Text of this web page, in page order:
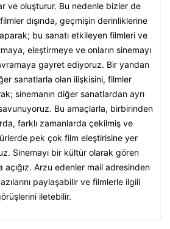
ve oluşturur. Bu nedenle bizler de
dışında, geçmişin derinliklerine
bu sanatı etkileyen filmleri ve
eleştirmeye ve onların sinemayı
gayret ediyoruz. Bir yandan
sanatlarla olan ilişkisini, filmler
sinemanın diğer sanatlardan ayrı
Bu amaçlarla, birbirinden
farklı zamanlarda çekilmiş ve
pek çok film eleştirisine yer
Sinemayı bir kültür olarak gören
açığız. Arzu edenler mail adresinden
paylaşabilir ve filmlerle ilgili
iletebilir.